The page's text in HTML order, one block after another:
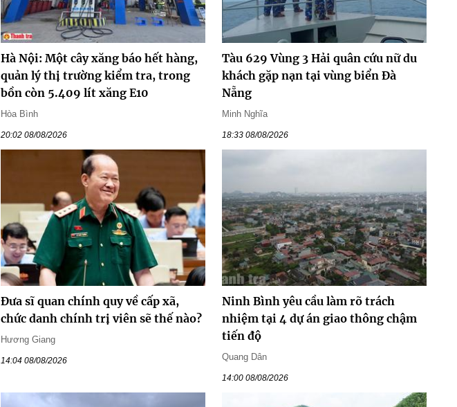
Hà Nội: Một cây xăng báo hết hàng,
quản lý thị trường kiểm tra, trong
bồn còn 5.409 lít xăng E10
Hòa Bình
20:02 08/08/2026
Tàu 629 Vùng 3 Hải quân cứu nữ du
khách gặp nạn tại vùng biển Đà
Nẵng
Minh Nghĩa
18:33 08/08/2026
Đưa sĩ quan chính quy về cấp xã,
chức danh chính trị viên sẽ thế nào?
Hương Giang
14:04 08/08/2026
Ninh Bình yêu cầu làm rõ trách
nhiệm tại 4 dự án giao thông chậm
tiến độ
Quang Dân
14:00 08/08/2026